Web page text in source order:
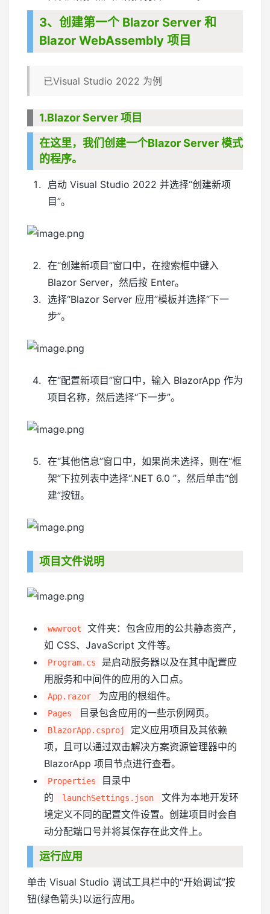
3、创建第一个 Blazor Server 和
Blazor WebAssembly 项目
已Visual Studio 2022 为例
1.Blazor Server 项目
在这里，我们创建一个Blazor Server 模式
的程序。
启动 Visual Studio 2022 并选择“创建新项
目”。
在“创建新项目”窗口中，在搜索框中键入
Blazor Server，然后按 Enter。
选择“Blazor Server 应用”模板并选择“下一
步”。
在“配置新项目”窗口中，输入 BlazorApp 作为
项目名称，然后选择“下一步”。
在“其他信息”窗口中，如果尚未选择，则在“框
架”下拉列表中选择“.NET 6.0 ”，然后单击“创
建”按钮。
项目文件说明
wwwroot
文件夹：包含应用的公共静态资产，
如 CSS、JavaScript 文件等。
Program.cs
是启动服务器以及在其中配置应
用服务和中间件的应用的入口点。
App.razor 为应用的根组件。
Pages 目录包含应用的一些示例网页。
BlazorApp.csproj
定义应用项目及其依赖
项，且可以通过双击解决方案资源管理器中的
BlazorApp 项目节点进行查看。
Properties
目录中
的
launchSettings.json
文件为本地开发环
境定义不同的配置文件设置。创建项目时会自
动分配端口号并将其保存在此文件上。
运行应用
单击 Visual Studio 调试工具栏中的“开始调试”按
钮(绿色箭头)以运行应用。